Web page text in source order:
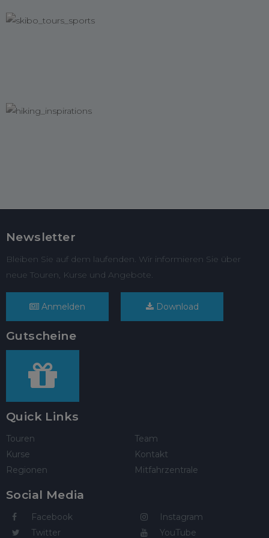
Newsletter
Bleiben Sie auf dem laufenden. Wir informieren Sie über
neue Touren, Kurse und Angebote.
Anmelden Download
Gutscheine
Quick Links
Touren
Kurse
Regionen
Team
Kontakt
Mitfahrzentrale
Social Media
Facebook
Twitter
Instagram
YouTube